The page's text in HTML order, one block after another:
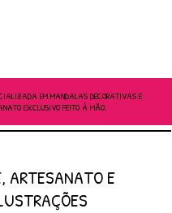
EM MANDALAS DECORATIVAS E
EXCLUSIVO FEITO À MÃO.
ARTESANATO E